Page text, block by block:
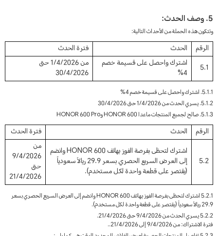
5. وصف الحدث:
وتتكون هذه الحملة من الأحداث التالية:
الرقم الحدث
فترة الحدث
5.1
اشترك واحصل على قسيمة خصم
4%
من 1/4/2026 حتى
30/4/2026
5.1.1. اشترك واحصل على قسيمة خصم 4%
5.1.2. يسري الحدث من 1/4/2026 حتى 30/4/2026
5.1.3. صالح لجميع المنتجات ماعدا HONOR 600 وHONOR 600 Pro
الرقم الحدث فترة الحدث
5.2
اشترك لتحظى بفرصة الفوز بهاتف HONOR 600 وانضم
إلى العرض السريع الحصري بسعر 29.9 ريالاً سعودياً
(يقتصر على قطعة واحدة لكل مستخدم).
من
9/4/2026
حتى
21/4/2026
5.2.1 اشترك لتحظى بفرصة الفوز بهاتف HONOR 600 وانضم إلى العرض السريع الحصري بسعر
29.9 ريالاً سعودياً (يقتصر على قطعة واحدة لكل مستخدم).
5.2.2 يسري الحدث من 9/4/2026 حتى 21/4/2026.
فترة الاشتراك: من 9/4/2026 إلى 21/4/2026..